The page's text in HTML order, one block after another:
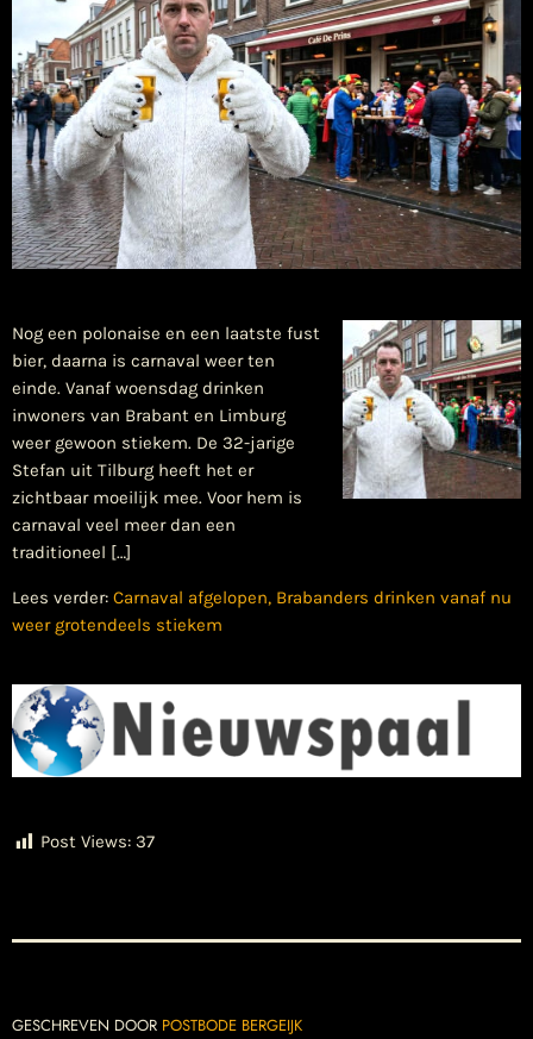
Nog een polonaise en een laatste fust
bier, daarna is carnaval weer ten
einde. Vanaf woensdag drinken
inwoners van Brabant en Limburg
weer gewoon stiekem. De 32-jarige
Stefan uit Tilburg heeft het er
zichtbaar moeilijk mee. Voor hem is
carnaval veel meer dan een
traditioneel […]
Lees verder: Carnaval afgelopen, Brabanders drinken vanaf nu
weer grotendeels stiekem
Post Views: 37
GESCHREVEN DOOR POSTBODE BERGEIJK